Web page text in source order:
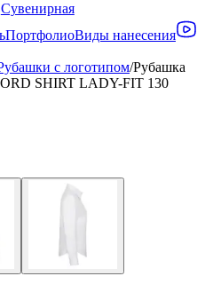
Сувенирная
ПортфолиоВиды нанесения
с логотипом/Рубашка
SHIRT LADY-FIT 130